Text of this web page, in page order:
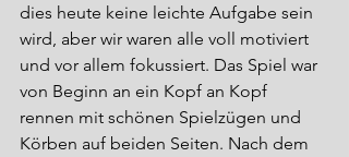
dies heute keine leichte Aufgabe sein
wird, aber wir waren alle voll motiviert
und vor allem fokussiert. Das Spiel war
von Beginn an ein Kopf an Kopf
rennen mit schönen Spielzügen und
Körben auf beiden Seiten. Nach dem